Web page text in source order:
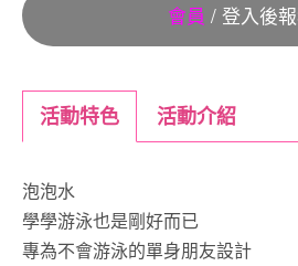
會員 / 登入後
活動特色 活動介紹
泡泡水
學學游泳也是剛好而已
專為不會游泳的單身朋友設計